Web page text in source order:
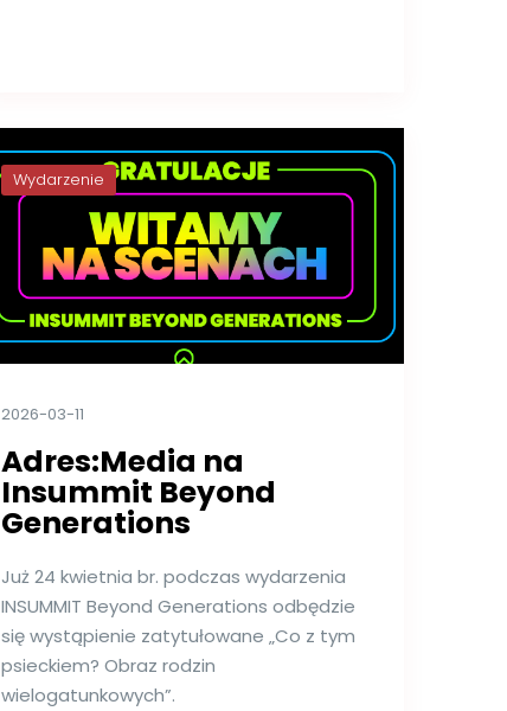
Wydarzenie
2026-03-11
Adres:Media na
Insummit Beyond
Generations
Już 24 kwietnia br. podczas wydarzenia
INSUMMIT Beyond Generations odbędzie
się wystąpienie zatytułowane „Co z tym
psieckiem? Obraz rodzin
wielogatunkowych”.